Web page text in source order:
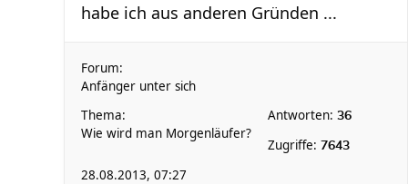
habe ich aus anderen Gründen ...
Forum:
Anfänger unter sich
Thema:
Wie wird man Morgenläufer?
Antworten: 36
Zugriffe: 7643
28.08.2013, 07:27